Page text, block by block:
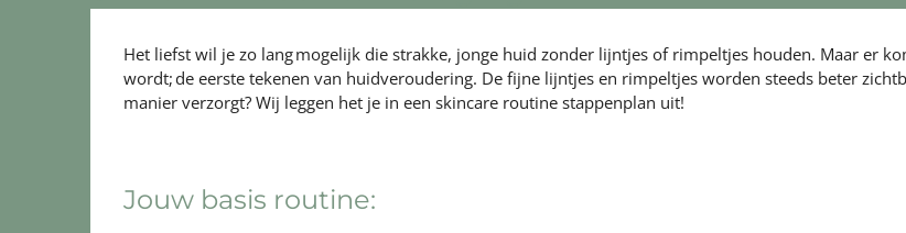
Het liefst wil je zo lang mogelijk die strakke, jonge huid zonder lijntjes of rimpeltjes houden. Maar er
wordt; de eerste tekenen van huidveroudering. De fijne lijntjes en rimpeltjes worden steeds beter
manier verzorgt? Wij leggen het je in een skincare routine stappenplan uit!
Jouw basis routine: